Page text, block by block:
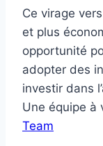
Ce virage
et plus
opportunité
adopter des
investir dans
Une équipe à
Team